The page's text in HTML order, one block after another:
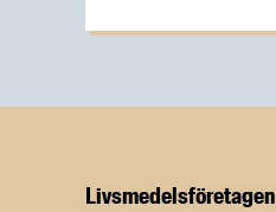
Livsmedels­företagen